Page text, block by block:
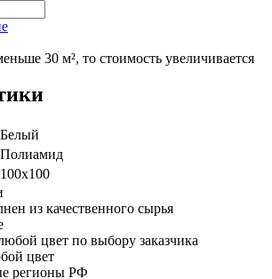
30 м², то стоимость увеличивается
Белый
Полиамид
100х100
цвет